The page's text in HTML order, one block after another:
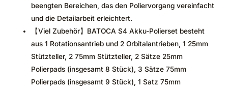
beengten Bereichen, das den Poliervorgang vereinfacht
und die Detailarbeit erleichtert.
【Viel Zubehör】BATOCA S4 Akku-Polierset besteht
aus 1 Rotationsantrieb und 2 Orbitalantrieben, 1 25mm
Stützteller, 2 75mm Stützteller, 2 Sätze 25mm
Polierpads (insgesamt 8 Stück), 3 Sätze 75mm
Polierpads (insgesamt 9 Stück), 1 Satz 75mm